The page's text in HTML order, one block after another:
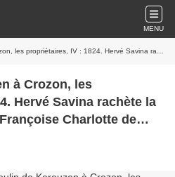
MENU
la rente censive à Julie-Françoise Charlotte de Sevin, veuve de Grandsaigne. V. En 1834, nouvelle reconnaissance.
à Crozon, les
la
Charlotte de
V. En 1834,